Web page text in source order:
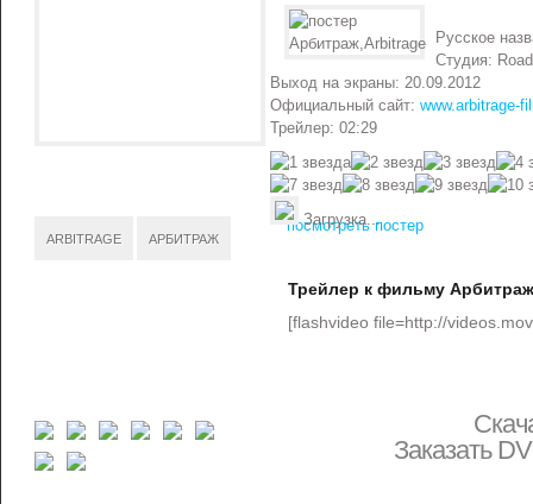
ARBITRAGE АРБИТРАЖ
Русское
Студия:
Выход на экраны: 20.09.2012
Официальный сайт: www.arbitrage-
Трейлер: 02:29
Загрузка...
посмотреть постер
Трейлер к фильму Арбитраж
[flashvideo file=http://
Заказать